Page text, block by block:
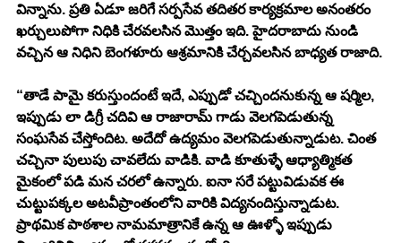
విన్నాను. ప్రతి ఏడూ జరిగే సర్పసేవ తదితర కార్యక్రమాల అనంతరం
ఖర్చులుపోగా నిధికి చేరవలసిన మొత్తం ఇది. హైదరాబాదు నుండి
వచ్చిన ఆ నిధిని బెంగళూరు ఆశ్రమానికి చేర్చవలసిన బాధ్యత రాజాది.
“తాడే పామై కరుస్తుందంటే ఇదే, ఎప్పుడో చచ్చిందనుకున్న ఆ షర్మిల,
ఇప్పుడు లా డిగ్రీ చదివి ఆ రాజారామ్ గాడు వెలగపెడుతున్న
సంఘసేవ చేస్తోందిట. అదేదో ఉద్యమం వెలగపెడుతున్నాడుట. చింత
చచ్చినా పులుపు చావలేదు వాడికి. వాడి కూతుళ్ళే ఆధ్యాత్మికత
మైకంలో పడి మన చరలో ఉన్నారు. ఐనా సరే పట్టువిడువక ఈ
చుట్టుపక్కల అటవీప్రాంతంలోని వారికి విద్యనందిస్తున్నాడుట.
ప్రాథమిక పాఠశాల నామమాత్రానికే ఉన్న ఆ ఊళ్ళో ఇప్పుడు